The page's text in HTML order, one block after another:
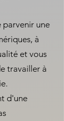
parvenir une
à
et vous
travailler à
d'une